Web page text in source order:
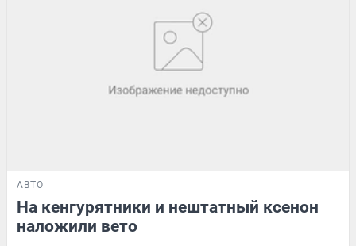
АВТО
На кенгурятники и нештатный ксенон
наложили вето